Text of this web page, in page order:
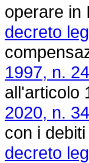
operare in
decreto
1997, n.
all'articolo
2020, n.
con i
decreto